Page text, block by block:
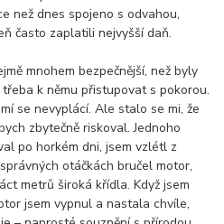
než dnes spojeno s odvahou,
často zaplatili nejvyšší daň.
mnohem bezpečnější, než byly
k němu přistupovat s pokorou.
se nevyplácí. Ale stalo se mi, že
zbytečně riskoval. Jednoho
po horkém dni, jsem vzlétl z
otáčkách bručel motor,
metrů široká křídla. Když jsem
jsem vypnul a nastala chvíle,